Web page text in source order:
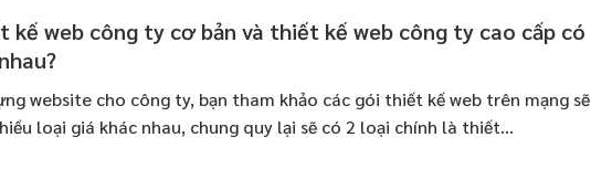
kế web công ty cơ bản và thiết kế web công ty cao cấp có
website cho công ty, bạn tham khảo các gói thiết kế web trên mạng sẽ
loại giá khác nhau, chung quy lại sẽ có 2 loại chính là thiết...